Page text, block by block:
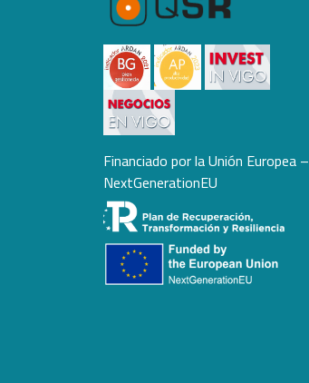
Financiado por la Unión Europea –
NextGenerationEU